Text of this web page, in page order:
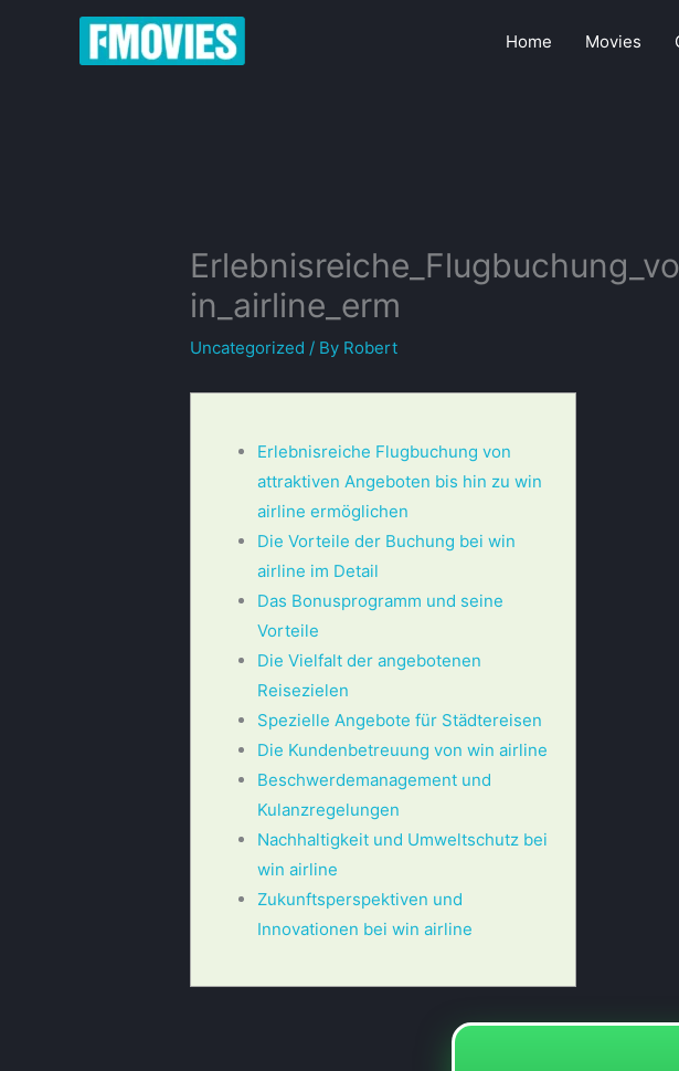
Home Movies
in_airline_erm
Uncategorized / By Robert
Erlebnisreiche Flugbuchung von
attraktiven Angeboten bis hin zu win
airline ermöglichen
Die Vorteile der Buchung bei win
airline im Detail
Das Bonusprogramm und seine
Vorteile
Die Vielfalt der angebotenen
Reisezielen
Spezielle Angebote für Städtereisen
Die Kundenbetreuung von win airline
Beschwerdemanagement und
Kulanzregelungen
Nachhaltigkeit und Umweltschutz bei
win airline
Zukunftsperspektiven und
Innovationen bei win airline